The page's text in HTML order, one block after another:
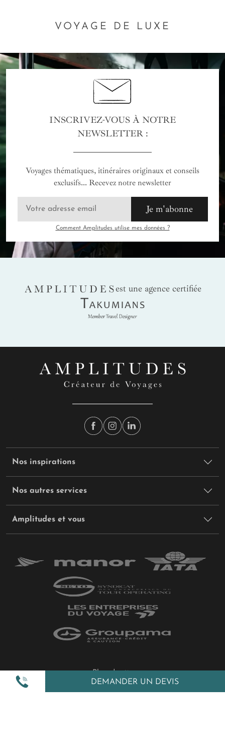
DEMANDER UN DEVIS
VOYAGE DE LUXE
INSCRIVEZ-VOUS À NOTRE
NEWSLETTER :
Voyages thématiques, itinéraires originaux et conseils
exclusifs... Recevez notre newsletter
Je m'abonne
Comment Amplitudes utilise mes données ?
AMPLITUDES
est une agence certifiée
Takumians
Nos inspirations
Nos autres services
Amplitudes et vous
Plan du site
Politique de confidentialité